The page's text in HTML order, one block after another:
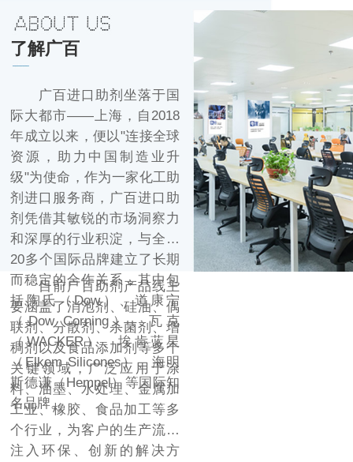
了解广百
广百进口助剂坐落于国
际大都市——上海，自2018
年成立以来，便以"连接全球
资源，助力中国制造业升
级"为使命，作为一家化工助
剂进口服务商，广百进口助
剂凭借其敏锐的市场洞察力
和深厚的行业积淀，与全球
20多个国际品牌建立了长期
而稳定的合作关系，其中包
括陶氏（Dow）、道康宁
（Dow Corning）、瓦克
（WACKER）、埃肯蓝星
（Elkem Silicones）、海明
斯德谦（Hempel）等国际知
名品牌。
目前广百助剂产品线主
要涵盖了消泡剂、硅油、偶
联剂、分散剂、杀菌剂、增
稠剂以及食品添加剂等多个
关键领域，广泛应用于涂
料、油墨、水处理、金属加
工业、橡胶、食品加工等多
个行业，为客户的生产流程
注入环保、创新的解决方